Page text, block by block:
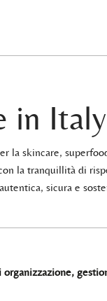
in Italy
la skincare,
la tranquillità di
sicura e